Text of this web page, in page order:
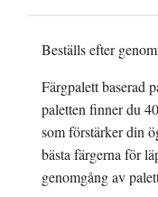
Beställs efter
Färgpalett baserad
paletten finner du
som förstärker din
bästa färgerna för
genomgång av